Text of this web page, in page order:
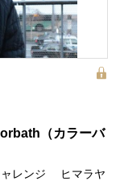
（カラーバ
ャレンジ ヒマラヤ